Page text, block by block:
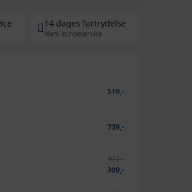
14 dages fortrydelse
Nem kundeservice
519,-
739,-
424,-
309,-